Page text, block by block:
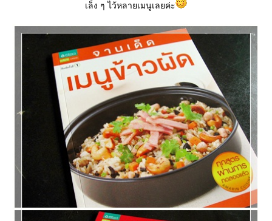
เล็ง ๆ ไว้หลายเมนูเลยค่ะ